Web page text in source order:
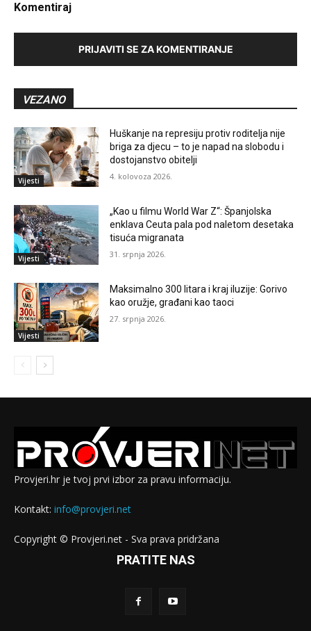
Komentiraj
PRIJAVITI SE ZA KOMENTIRANJE
VEZANO
Vijesti
Huškanje na represiju protiv roditelja nije
briga za djecu – to je napad na slobodu i
dostojanstvo obitelji
4. kolovoza 2026.
Vijesti
„Kao u filmu World War Z“: Španjolska
enklava Ceuta pala pod naletom desetaka
tisuća migranata
31. srpnja 2026.
Vijesti
Maksimalno 300 litara i kraj iluzije: Gorivo
kao oružje, građani kao taoci
27. srpnja 2026.
Provjeri.hr je tvoj prvi izbor za pravu informaciju.
Kontakt: info@provjeri.net
Copyright © Provjeri.net - Sva prava pridržana
PRATITE NAS